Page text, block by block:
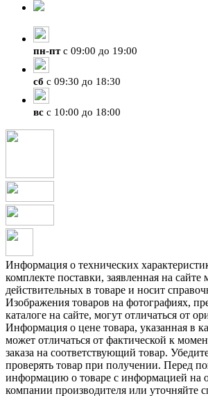
пн-птс 09:00 до 19:00
сб с 09:30 до 18:30
вс с 10:00 до 18:00
Информация о технических
комплекте поставки, заявленная на сайте
действительных в товаре и носит
Изображения товаров на фотографиях,
каталоге на сайте, могут отличаться от
Информация о цене товара, указанная в
может отличаться от фактической к
заказа на соответствующий товар.
проверять товар при получении. Перед
информацию о товаре с информацией на
компании производителя или уточняйте